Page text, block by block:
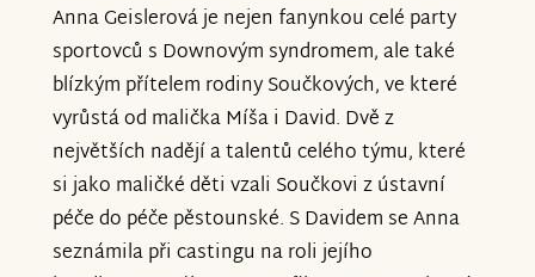
Anna Geislerová je nejen fanynkou celé party
sportovců s Downovým syndromem, ale také
blízkým přítelem rodiny Součkových, ve které
vyrůstá od malička Míša i David. Dvě z
největších nadějí a talentů celého týmu, které
si jako maličké děti vzali Součkovi z ústavní
péče do péče pěstounské. S Davidem se Anna
seznámila při castingu na roli jejího